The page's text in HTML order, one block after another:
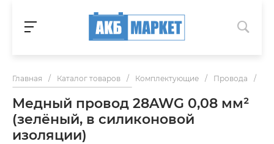
Главная / Каталог товаров / Комплектующие / Провода /
Медный провод 28AWG 0,08 мм²
(зелёный, в силиконовой
изоляции)